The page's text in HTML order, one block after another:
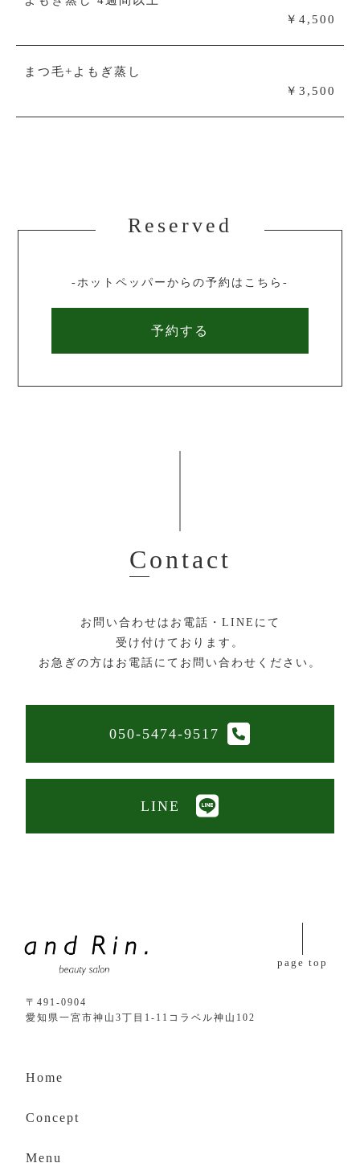
￥4,500
まつ毛+よもぎ蒸し
￥3,500
Reserved
-ホットペッパーからの予約はこちら-
予約する
Contact
お問い合わせはお電話・LINEにて
受け付けております。
お急ぎの方はお電話にてお問い合わせください。
050-5474-9517
LINE
Home
Concept
Menu
〒491-0904
愛知県一宮市神山3丁目1-11コラベル神山102
page top